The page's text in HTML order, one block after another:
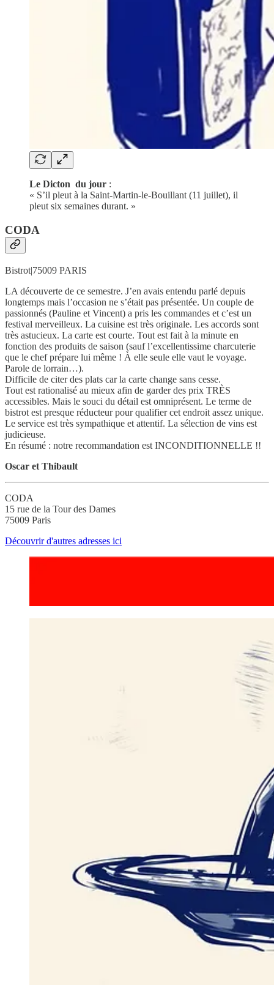
Le Dicton du jour :
« S’il pleut à la Saint-Martin-le-Bouillant (11 juillet), il
pleut six semaines durant. »
CODA
Bistrot|75009 PARIS
LA découverte de ce semestre. J’en avais entendu parlé depuis
longtemps mais l’occasion ne s’était pas présentée. Un couple de
passionnés (Pauline et Vincent) a pris les commandes et c’est un
festival merveilleux. La cuisine est très originale. Les accords sont
très astucieux. La carte est courte. Tout est fait à la minute en
fonction des produits de saison (sauf l’excellentissime charcuterie
que le chef prépare lui même ! À elle seule elle vaut le voyage.
Parole de lorrain…).
Difficile de citer des plats car la carte change sans cesse.
Tout est rationalisé au mieux afin de garder des prix TRÈS
accessibles. Mais le souci du détail est omniprésent. Le terme de
bistrot est presque réducteur pour qualifier cet endroit assez unique.
Le service est très sympathique et attentif. La sélection de vins est
judicieuse.
En résumé : notre recommandation est INCONDITIONNELLE !!
Oscar et Thibault
CODA
15 rue de la Tour des Dames
75009 Paris
Découvrir d'autres adresses ici